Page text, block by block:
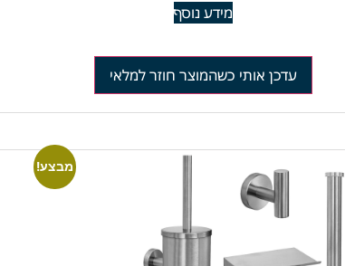
מידע נוסף
עדכן אותי כשהמוצר חוזר למלאי
מבצע!